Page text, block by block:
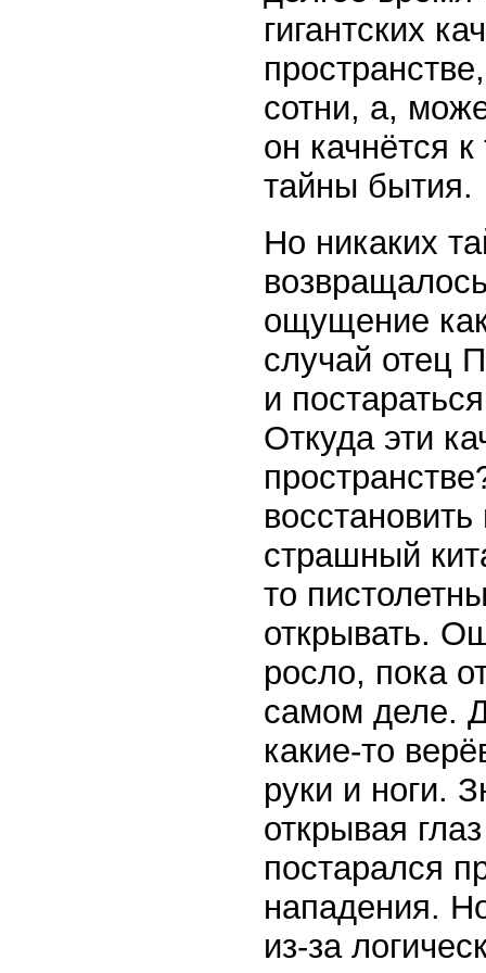
гигантских
сотни, а,
он качнётся
тайны бытия.
Но никаких
ощущение
случай отец
и
Откуда эти
страшный
то
открывать.
росло, пока
самом деле.
какие-то
руки и ноги.
открывая
постарался
нападения.
из-за